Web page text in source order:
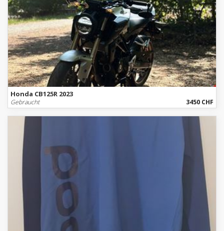
Honda CB125R 2023
Gebraucht 3450 CHF